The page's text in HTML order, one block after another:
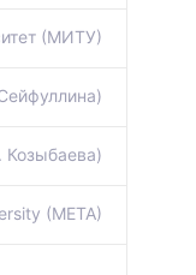
(МИТУ)
(META)